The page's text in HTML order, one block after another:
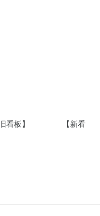
【旧看板】 【新看